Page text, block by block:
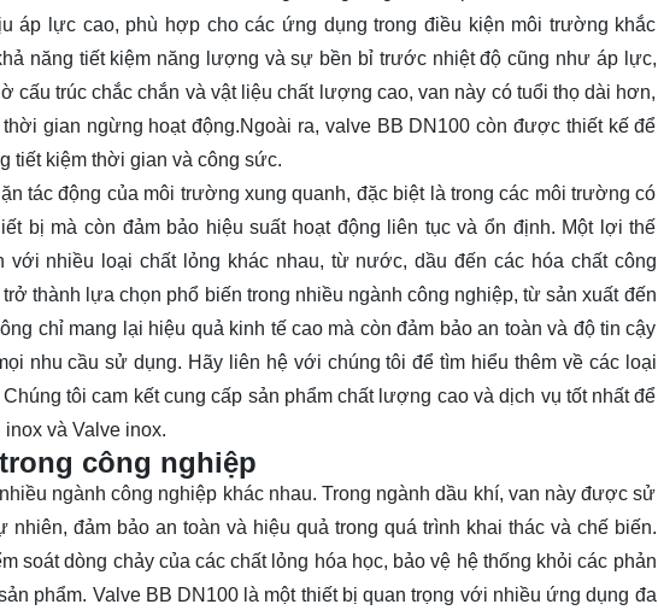
áp lực cao, phù hợp cho các ứng dụng trong điều kiện môi trường khắc
năng tiết kiệm năng lượng và sự bền bỉ trước nhiệt độ cũng như áp lực,
cấu trúc chắc chắn và vật liệu chất lượng cao, van này có tuổi thọ dài hơn,
gian ngừng hoạt động.Ngoài ra, valve BB DN100 còn được thiết kế để
tiết kiệm thời gian và công sức.
tác động của môi trường xung quanh, đặc biệt là trong các môi trường có
bị mà còn đảm bảo hiệu suất hoạt động liên tục và ổn định. Một lợi thế
nhiều loại chất lỏng khác nhau, từ nước, dầu đến các hóa chất công
thành lựa chọn phổ biến trong nhiều ngành công nghiệp, từ sản xuất đến
chỉ mang lại hiệu quả kinh tế cao mà còn đảm bảo an toàn và độ tin cậy
nhu cầu sử dụng. Hãy liên hệvới chúng tôi để tìm hiểu thêm về các loại
tôi cam kết cung cấp sản phẩm chất lượng cao và dịch vụ tốt nhất để
và Valve inox.
công nghiệp
ngành công nghiệp khác nhau. Trong ngành dầu khí, van này được sử
đảm bảo an toàn và hiệu quả trong quá trình khai thác và chế biến.
soát dòng chảy của các chất lỏng hóa học, bảo vệ hệ thống khỏi các phản
phẩm. Valve BB DN100 là một thiết bị quan trọng với nhiều ứng dụng đa